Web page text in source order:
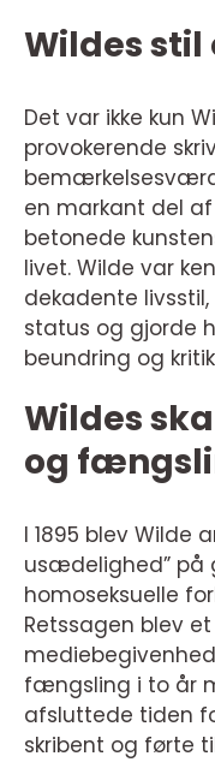
Wildes
Det var ikke kun
provokerende
en markant del
betonede
livet. Wilde var
dekadente
status og gjorde
beundring og
Wildes
og
I 1895 blev Wilde
usædelighed” på
homoseksuelle
Retssagen blev
fængsling i to år
afsluttede tiden
skribent og førte